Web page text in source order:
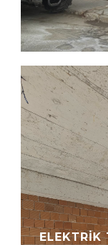
ELEKTRIK